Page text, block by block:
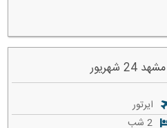
شهریور
ایرتور